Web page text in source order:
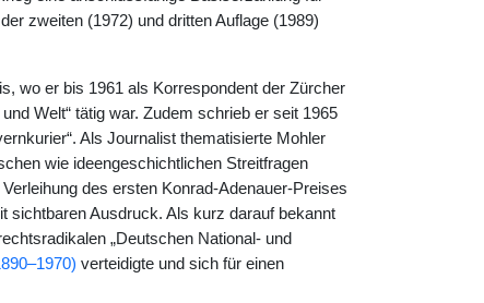
zweiten (1972) und dritten Auflage (1989)
wo er bis 1961 als Korrespondent der Zürcher
Welt“ tätig war. Zudem schrieb er seit 1965
Als Journalist thematisierte Mohler
wie ideengeschichtlichen Streitfragen
des ersten Konrad-Adenauer-Preises
sichtbaren Ausdruck. Als kurz darauf bekannt
„Deutschen National- und
verteidigte und sich für einen